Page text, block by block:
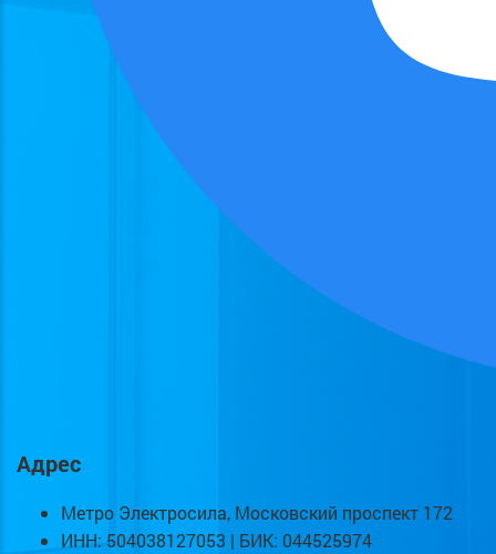
Адрес
Метро Электросила, Московский проспект 172
ИНН: 504038127053 | БИК: 044525974